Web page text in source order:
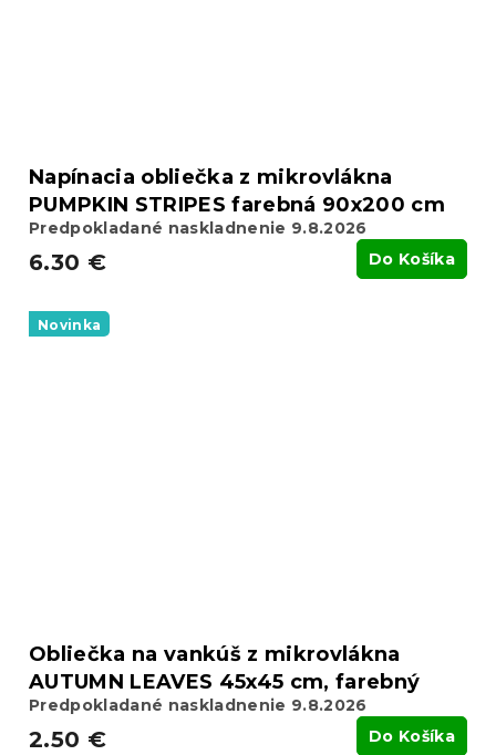
Napínacia obliečka z mikrovlákna
PUMPKIN STRIPES farebná 90x200 cm
Predpokladané naskladnenie 9.8.2026
6.30 € Do Košíka
Novinka
Obliečka na vankúš z mikrovlákna
AUTUMN LEAVES 45x45 cm, farebný
Predpokladané naskladnenie 9.8.2026
2.50 € Do Košíka